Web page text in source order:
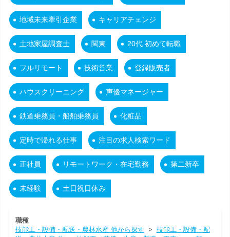
地域未来牽引企業 キャリアチェンジ
土地家屋調査士 関東 20代 初めて転職
フルリモート 技術営業 登録販売者
ハウスクリーニング 声優マネージャー
鉄道乗務員・船舶乗務員 化粧品
定時で帰れる仕事 注目の求人検索ワード
正社員 リモートワーク・在宅勤務 第二新卒
未経験 土日祝日休み
職種
技能工・設備・配送・農林水産 他から探す > 技能工・設備・配